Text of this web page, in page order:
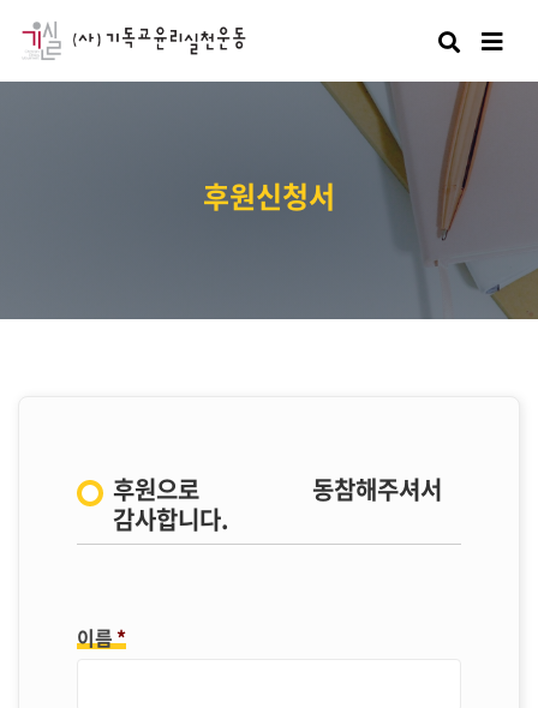
검색
후원신청서
후원으로 동참해주셔서
감사합니다.
이름*